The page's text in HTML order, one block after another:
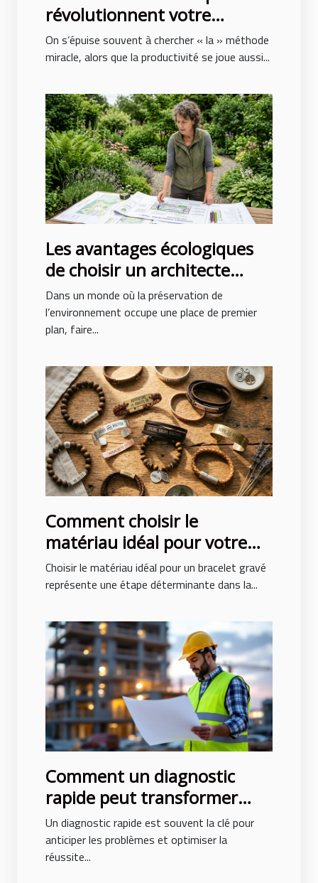
révolutionnent votre
productivité au quotidien
On s’épuise souvent à chercher « la » méthode
miracle, alors que la productivité se joue aussi...
Les avantages écologiques
de choisir un architecte
paysagiste professionnel
Dans un monde où la préservation de
l’environnement occupe une place de premier
plan, faire...
Comment choisir le
matériau idéal pour votre
bracelet gravé ?
Choisir le matériau idéal pour un bracelet gravé
représente une étape déterminante dans la...
Comment un diagnostic
rapide peut transformer
votre projet de construction
Un diagnostic rapide est souvent la clé pour
anticiper les problèmes et optimiser la
réussite...